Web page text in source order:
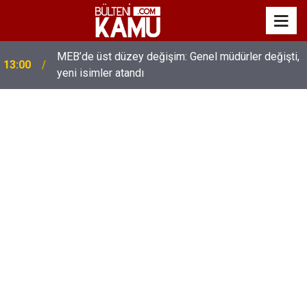
13:00
MEB’de üst düzey değişim: Genel müdürler değişti,
yeni isimler atandı